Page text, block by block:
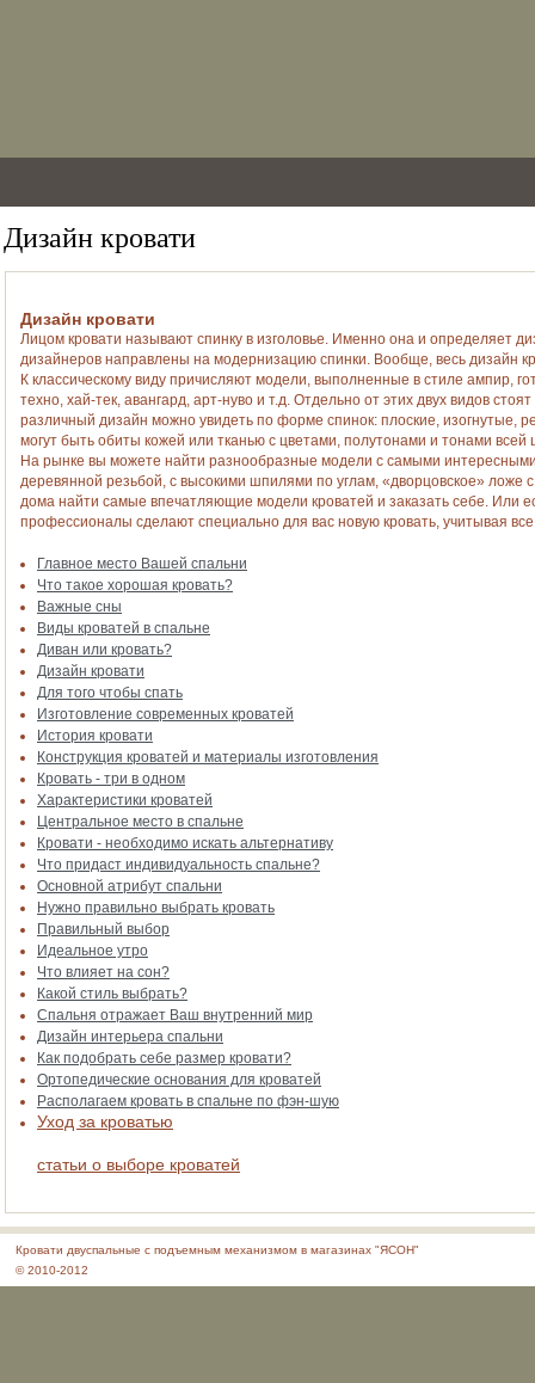
Дизайн кровати
Дизайн кровати
Лицом кровати называют спинку в изголовье. Именно она и определяет
дизайнеров направлены на модернизацию спинки. Вообще, весь дизайн
К классическому виду причисляют модели, выполненные в стиле ампир,
техно, хай-тек, авангард, арт-нуво и т.д. Отдельно от этих двух видов
различный дизайн можно увидеть по форме спинок: плоские,
могут быть обиты кожей или тканью с цветами, полутонами и тонами всей
На рынке вы можете найти разнообразные модели с самыми
деревянной резьбой, с высокими шпилями по углам, «дворцовское»
дома найти самые впечатляющие модели кроватей и заказать себе. Или
профессионалы сделают специально для вас новую кровать, учитывая
Главное место Вашей спальни
Что такое хорошая кровать?
Важные сны
Виды кроватей в спальне
Диван или кровать?
Дизайн кровати
Для того чтобы спать
Изготовление современных кроватей
История кровати
Конструкция кроватей и материалы изготовления
Кровать - три в одном
Характеристики кроватей
Центральное место в спальне
Кровати - необходимо искать альтернативу
Что придаст индивидуальность спальне?
Основной атрибут спальни
Нужно правильно выбрать кровать
Правильный выбор
Идеальное утро
Что влияет на сон?
Какой стиль выбрать?
Спальня отражает Ваш внутренний мир
Дизайн интерьера спальни
Как подобрать себе размер кровати?
Ортопедические основания для кроватей
Располагаем кровать в спальне по фэн-шую
Уход за кроватью
статьи о выборе кроватей
Кровати двуспальные с подъемным механизмом в магазинах "ЯСОН"
© 2010-2012